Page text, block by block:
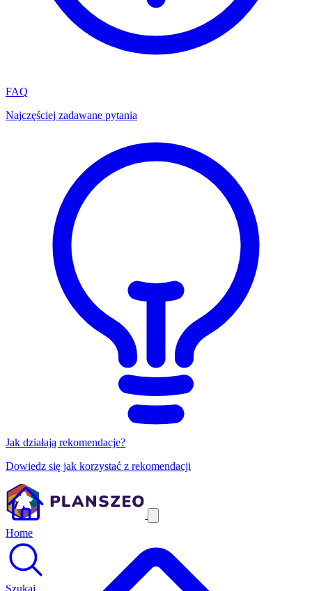
FAQ
Najczęściej zadawane pytania
Jak działają rekomendacje?
Dowiedz się jak korzystać z rekomendacji
Home
Szukaj